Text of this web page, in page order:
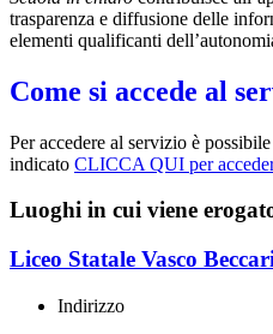
trasparenza e diffusione delle
elementi qualificanti
Come si accede al
Per accedere al servizio è
indicato CLICCA QUI per
Luoghi in cui viene
Liceo Statale Vasco
Indirizzo